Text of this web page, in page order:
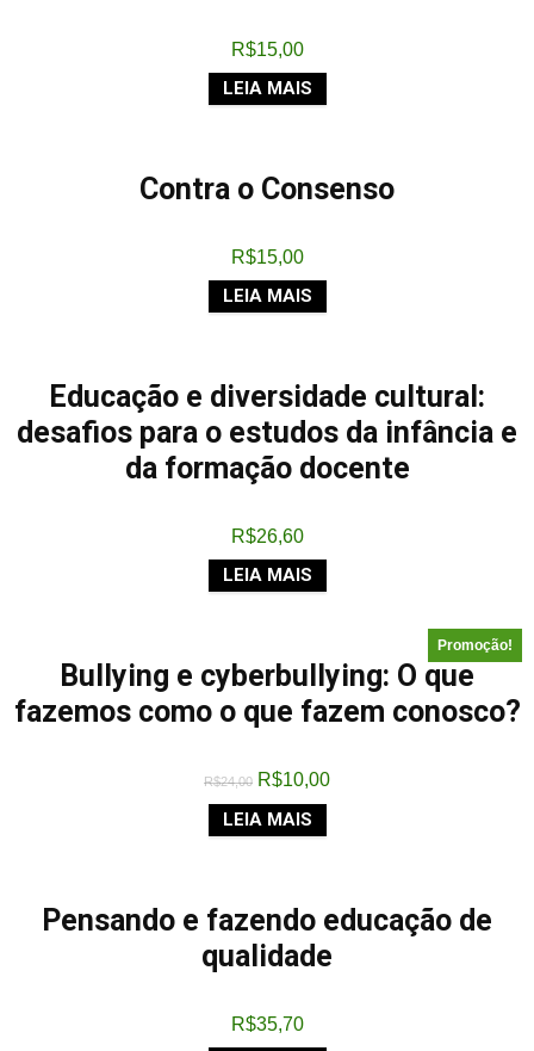
R$15,00
LEIA MAIS
Contra o Consenso
R$15,00
LEIA MAIS
Educação e diversidade cultural:
desafios para o estudos da infância e
da formação docente
R$26,60
LEIA MAIS
Promoção!
Bullying e cyberbullying: O que
fazemos como o que fazem conosco?
R$24,00 R$10,00
LEIA MAIS
Pensando e fazendo educação de
qualidade
R$35,70